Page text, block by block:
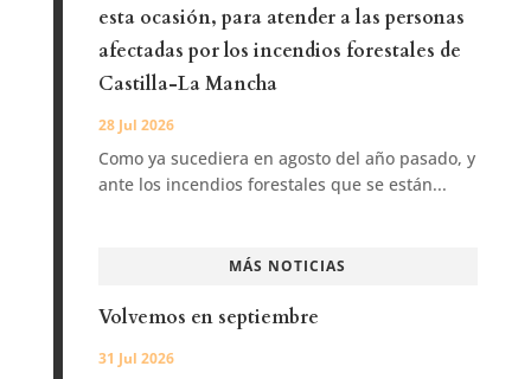
esta ocasión, para atender a las personas
afectadas por los incendios forestales de
Castilla-La Mancha
28 Jul 2026
Como ya sucediera en agosto del año pasado, y
ante los incendios forestales que se están...
MÁS NOTICIAS
Volvemos en septiembre
31 Jul 2026